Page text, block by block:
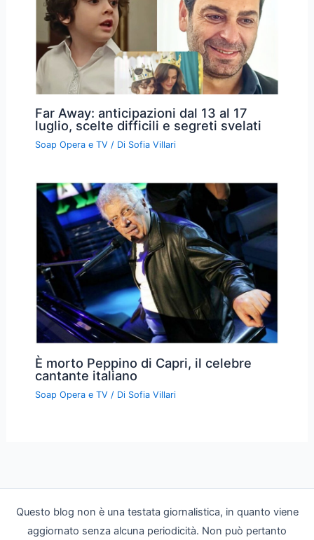
Far Away: anticipazioni dal 13 al 17
luglio, scelte difficili e segreti svelati
Soap Opera e TV / Di Sofia Villari
È morto Peppino di Capri, il celebre
cantante italiano
Soap Opera e TV / Di Sofia Villari
Questo blog non è una testata giornalistica, in quanto viene
aggiornato senza alcuna periodicità. Non può pertanto